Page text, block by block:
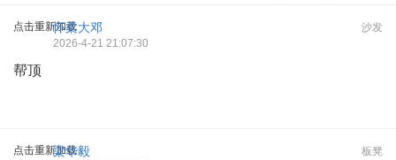
点击重新加载 沙发
怀柔大邓
2026-4-21 21:07:30
帮顶
点击重新加载 板凳
梁华毅